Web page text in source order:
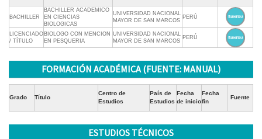
BACHILLER
BACHILLER ACADEMICO
EN CIENCIAS
BIOLOGICAS
UNIVERSIDAD NACIONAL
MAYOR DE SAN MARCOS
PERÚ
LICENCIADO
/ TÍTULO
BIOLOGO CON MENCION
EN PESQUERIA
UNIVERSIDAD NACIONAL
MAYOR DE SAN MARCOS
PERÚ
FORMACIÓN ACADÉMICA (FUENTE: MANUAL)
Grado Título
Centro de
Estudios
País de
Estudios
Fecha
de inicio
Fecha
fin
Fuente
ESTUDIOS TÉCNICOS